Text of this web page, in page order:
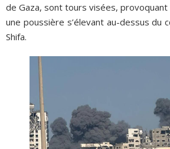
de Gaza, sont tours visées,
une poussière s’élevant au-dessus du
Shifa.